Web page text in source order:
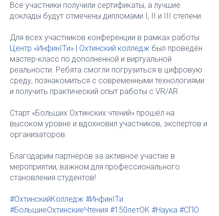
Все участники получили сертификаты, а лучшие
доклады будут отмечены дипломами I, II и III степени
Для всех участников конференции в рамках работы
Центр «ИнфинITи» | Охтинский колледж был проведён
мастер-класс по дополненной и виртуальной
реальности. Ребята смогли погрузиться в цифровую
среду, познакомиться с современными технологиями
и получить практический опыт работы с VR/AR
Старт «Больших Охтинских чтений» прошёл на
высоком уровне и вдохновил участников, экспертов и
организаторов
Благодарим партнёров за активное участие в
мероприятии, важном для профессионального
становления студентов!
#ОхтинскийКолледж #ИнфинITи
#БольшиеОхтинскиеЧтения #150летОК #Наука #СПО